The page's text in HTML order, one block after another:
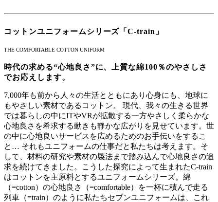
コットンユニフォームシリーズ「C-train」
THE COMFORTABLE COTTON UNIFORM
時代の求める“心地良さ”に、上質な綿100％のやさしさ
でお応えします。
7,000年も前から人々の生活とともにあり心身にも、地球に
もやさしい素材であるコットン。 現代、我々の生きる世界
では暮らしの中にITやVRが拡散する一方やさしく柔らかな
心地良さを希求する動きも静かな広がりを見せています。世
の中に心地良いサービスを広めるためのお手伝いをするこ
と… それもユニフォームの仕事だと私たちは考えます。そ
して、材料の研究や素材の製法まで踏み込んで心地良さの追
求を続けてきました。こうした探究によって生まれたC-train
はコットンを主原料とするユニフォームシリーズ。綿
（=cotton）の心地良さ（=comfortable）を一杯に積んで走る
列車（=train）のように私たちセブンユニフォームは、これ